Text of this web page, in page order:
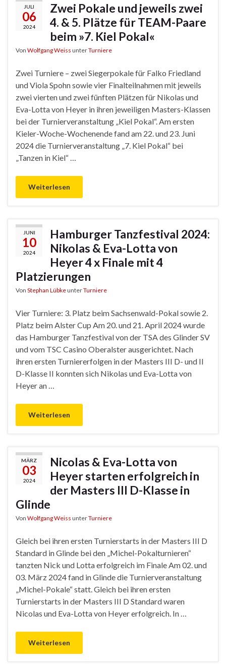
JULI
06
2024
Zwei Pokale und jeweils zwei
4. & 5. Plätze für TEAM-Paare
beim »7. Kiel Pokal«
Von Wolfgang Weiss unterTurniere
Zwei Turniere – zwei Siegerpokale für Falko Friedland
und Viola Spohn sowie vier Finalteilnahmen mit jeweils
zwei vierten und zwei fünften Plätzen für Nikolas und
Eva-Lotta von Heyer in ihren jeweiligen Masters-Klassen
bei der Turnierveranstaltung „Kiel Pokal“. Am ersten
Kieler-Woche-Wochenende fand am 22. und 23. Juni
2024 die Turnierveranstaltung „7. Kiel Pokal“ bei
„Tanzen in Kiel“ …
Weiterlesen
JUNI
10
2024
Hamburger Tanzfestival 2024:
Nikolas & Eva-Lotta von
Heyer 4 x Finale mit 4
Platzierungen
Von Stephan LübkeunterTurniere
Vier Turniere: 3. Platz beim Sachsenwald-Pokal sowie 2.
Platz beim Alster Cup Am 20. und 21. April 2024 wurde
das Hamburger Tanzfestival von der TSA des Glinder SV
und vom TSC Casino Oberalster ausgerichtet. Nach
ihren ersten Turniererfolgen in der Masters III D- und II
D-Klasse II konnten sich Nikolas und Eva-Lotta von
Heyer an …
Weiterlesen
MÄRZ
03
2024
Nicolas & Eva-Lotta von
Heyer starten erfolgreich in
der Masters III D-Klasse in
Glinde
Von Wolfgang Weiss unterTurniere
Gleich bei ihren ersten Turnierstarts in der Masters III D
Standard in Glinde bei den „Michel-Pokalturnieren“
tanzten Nick und Lotta erfolgreich im Finale Am 02. und
03. März 2024 fand in Glinde die Turnierveranstaltung
„Michel-Pokale“ statt. Gleich bei ihren ersten
Turnierstarts in der Masters III D Standard waren
Nicolas und Eva-Lotta von Heyer erfolgreich. In …
Weiterlesen